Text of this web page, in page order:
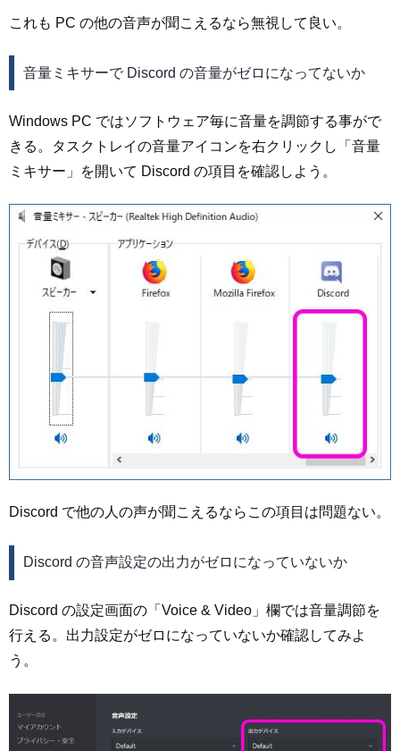
これも PC の他の音声が聞こえるなら無視して良い。
音量ミキサーで Discord の音量がゼロになってないか
Windows PC ではソフトウェア毎に音量を調節する事がで
きる。タスクトレイの音量アイコンを右クリックし「音量
ミキサー」を開いて Discord の項目を確認しよう。
Discord で他の人の声が聞こえるならこの項目は問題ない。
Discord の音声設定の出力がゼロになっていないか
Discord の設定画面の「Voice & Video」欄では音量調節を
行える。出力設定がゼロになっていないか確認してみよ
う。